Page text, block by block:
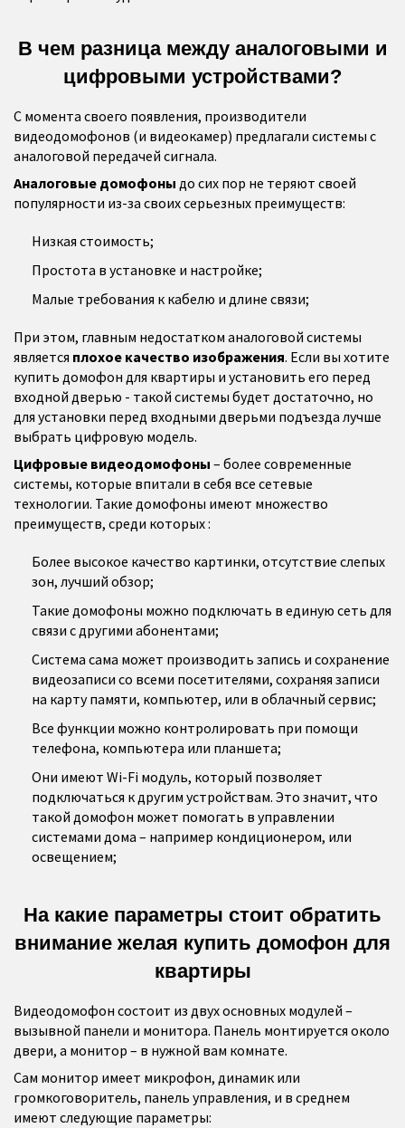
В чем разница между аналоговыми и
цифровыми устройствами?
С момента своего появления, производители
видеодомофонов (и видеокамер) предлагали системы с
аналоговой передачей сигнала.
Аналоговые домофоны до сих пор не теряют своей
популярности из-за своих серьезных преимуществ:
Низкая стоимость;
Простота в установке и настройке;
Малые требования к кабелю и длине связи;
При этом, главным недостатком аналоговой системы
является плохое качество изображения. Если вы хотите
купить домофон для квартиры и установить его перед
входной дверью - такой системы будет достаточно, но
для установки перед входными дверьми подъезда лучше
выбрать цифровую модель.
Цифровые видеодомофоны – более современные
системы, которые впитали в себя все сетевые
технологии. Такие домофоны имеют множество
преимуществ, среди которых :
Более высокое качество картинки, отсутствие слепых
зон, лучший обзор;
Такие домофоны можно подключать в единую сеть для
связи с другими абонентами;
Система сама может производить запись и сохранение
видеозаписи со всеми посетителями, сохраняя записи
на карту памяти, компьютер, или в облачный сервис;
Все функции можно контролировать при помощи
телефона, компьютера или планшета;
Они имеют Wi-Fi модуль, который позволяет
подключаться к другим устройствам. Это значит, что
такой домофон может помогать в управлении
системами дома – например кондиционером, или
освещением;
На какие параметры стоит обратить
внимание желая купить домофон для
квартиры
Видеодомофон состоит из двух основных модулей –
вызывной панели и монитора. Панель монтируется около
двери, а монитор – в нужной вам комнате.
Сам монитор имеет микрофон, динамик или
громкоговоритель, панель управления, и в среднем
имеют следующие параметры: